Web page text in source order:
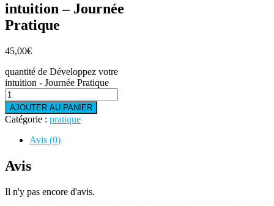
intuition – Journée
Pratique
45,00€
quantité de Développez votre
intuition - Journée Pratique
AJOUTER AU PANIER
Catégorie : pratique
Avis (0)
Avis
Il n'y pas encore d'avis.